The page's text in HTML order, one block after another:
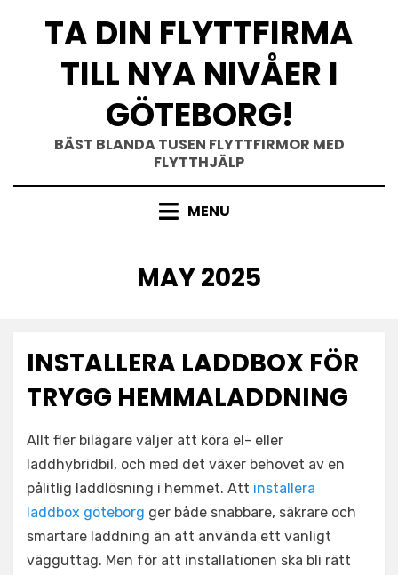
TA DIN FLYTTFIRMA
TILL NYA NIVÅER I
GÖTEBORG!
BÄST BLANDA TUSEN FLYTTFIRMOR MED
FLYTTHJÄLP
MENU
MONTH
:
MAY 2025
INSTALLERA LADDBOX FÖR
TRYGG HEMMALADDNING
Allt fler bilägare väljer att köra el- eller
laddhybridbil, och med det växer behovet av en
pålitlig laddlösning i hemmet. Att installera
laddbox göteborg ger både snabbare, säkrare och
smartare laddning än att använda ett vanligt
vägguttag. Men för att installationen ska bli rätt